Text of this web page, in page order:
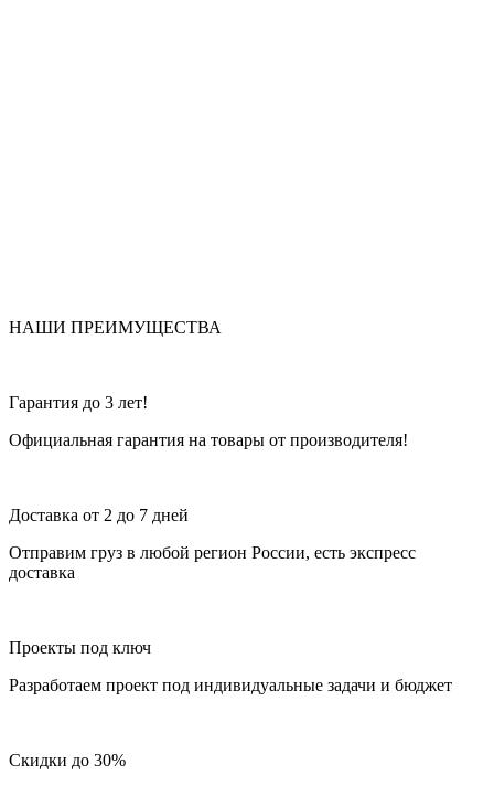
НАШИ ПРЕИМУЩЕСТВА
Гарантия до 3 лет!
Официальная гарантия на товары от производителя!
Доставка от 2 до 7 дней
Отправим груз в любой регион России, есть экспресс
доставка
Проекты под ключ
Разработаем проект под индивидуальные задачи и бюджет
Скидки до 30%